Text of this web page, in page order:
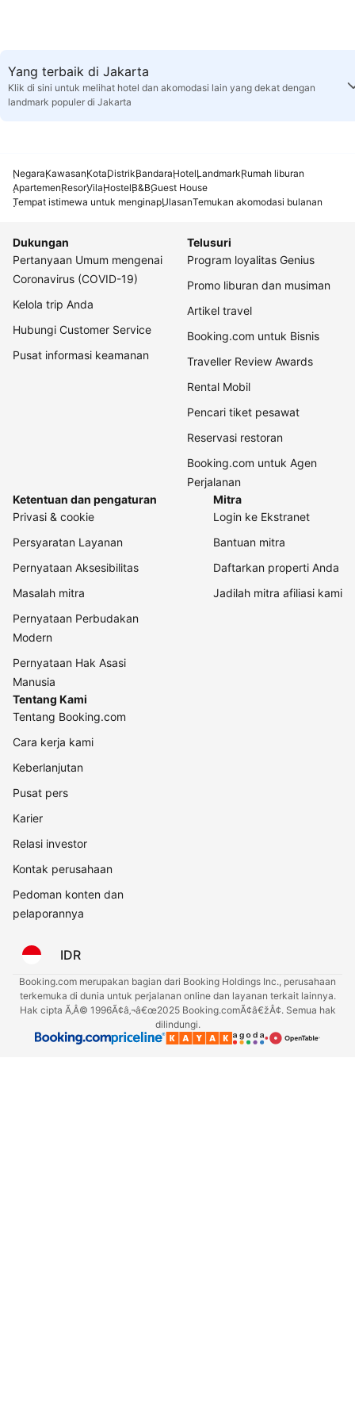
Yang terbaik di Jakarta
Klik di sini untuk melihat hotel dan akomodasi lain yang dekat dengan
landmark populer di Jakarta
NegaraKawasanKotaDistrikBandaraHotelLandmarkRumah liburan
ApartemenResorVilaHostelB&BGuest House
Tempat istimewa untuk menginapUlasanTemukan akomodasi bulanan
Dukungan
Pertanyaan Umum mengenai
Coronavirus (COVID-19)
Kelola trip Anda
Hubungi Customer Service
Pusat informasi keamanan
Telusuri
Program loyalitas Genius
Promo liburan dan musiman
Artikel travel
Booking.com untuk Bisnis
Traveller Review Awards
Rental Mobil
Pencari tiket pesawat
Reservasi restoran
Booking.com untuk Agen
Perjalanan
Ketentuan dan pengaturan
Privasi & cookie
Persyaratan Layanan
Pernyataan Aksesibilitas
Masalah mitra
Pernyataan Perbudakan
Modern
Pernyataan Hak Asasi
Manusia
Mitra
Login ke Ekstranet
Bantuan mitra
Daftarkan properti Anda
Jadilah mitra afiliasi kami
Tentang Kami
Tentang Booking.com
Cara kerja kami
Keberlanjutan
Pusat pers
Karier
Relasi investor
Kontak perusahaan
Pedoman konten dan
pelaporannya
IDR
Booking.com merupakan bagian dari Booking Holdings Inc., perusahaan
terkemuka di dunia untuk perjalanan online dan layanan terkait lainnya.
Hak cipta Ã‚Â© 1996Ã¢â‚¬â€œ2025 Booking.comÃ¢â€žÂ¢. Semua hak
dilindungi.